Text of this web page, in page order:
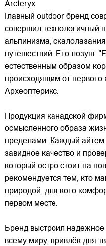
Arcteryx
Главный outdoor бренд
совершил технологичный
альпинизма,
путешествий. Его лозунг
естественным образом
происходящим от первого
Археоптерикс.
Продукция канадской
осмысленного образа
пределами. Каждый айтем
завидное качество и
который остро стоит на
рекомендуется тем, кто
природой, для кого
первом месте.
Бренд выстроил надёжное
всему миру, привлёк для